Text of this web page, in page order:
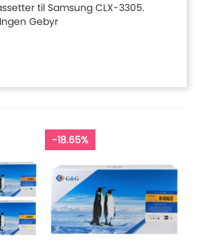
til Samsung CLX-3305.
Gebyr
-18.65%